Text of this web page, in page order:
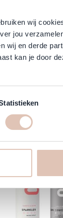
wij
jou
wij en derde
kan je door
Kevin Murphy
Vanaf
€ 11,90
prijs(Incl. btw: